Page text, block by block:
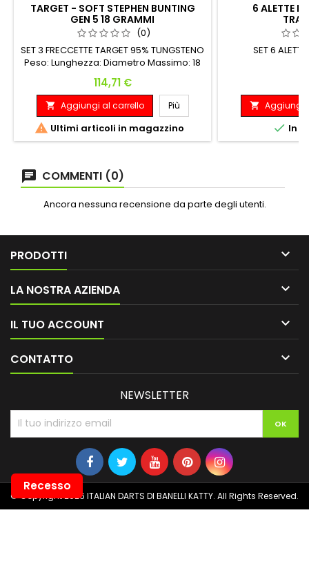
TARGET - SOFT STEPHEN BUNTING
GEN 5 18 GRAMMI
(0)
SET 3 FRECCETTE TARGET 95% TUNGSTENO
Peso: Lunghezza: Diametro Massimo: 18
Prezzo
114,71 €
 Aggiungi al carrello Più
 Ultimi articoli in magazzino
6 ALETTE
SET 6
 Aggiungi
 In
COMMENTI (0)
Ancora nessuna recensione da parte degli utenti.
PRODOTTI 
LA NOSTRA AZIENDA 
IL TUO ACCOUNT 
CONTATTO 
NEWSLETTER
© Copyright 2026 ITALIAN DARTS DI BANELLI KATTY. All Rights Reserved.
Recesso